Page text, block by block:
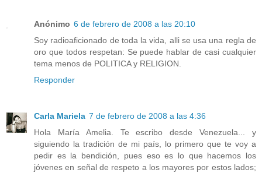
Anónimo 6 de febrero de 2008 a las 20:10
Soy radioaficionado de toda la vida, alli se usa una regla de
oro que todos respetan: Se puede hablar de casi cualquier
tema menos de POLITICA y RELIGION.
Responder
Carla Mariela 7 de febrero de 2008 a las 4:36
Hola María Amelia. Te escribo desde Venezuela... y
siguiendo la tradición de mi país, lo primero que te voy a
pedir es la bendición, pues eso es lo que hacemos los
jóvenes en señal de respeto a los mayores por estos lados;